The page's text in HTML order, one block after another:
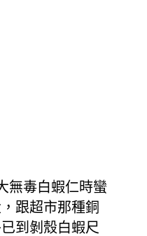
無毒白蝦仁時蠻
跟超市那種銅
到剝殼白蝦尺